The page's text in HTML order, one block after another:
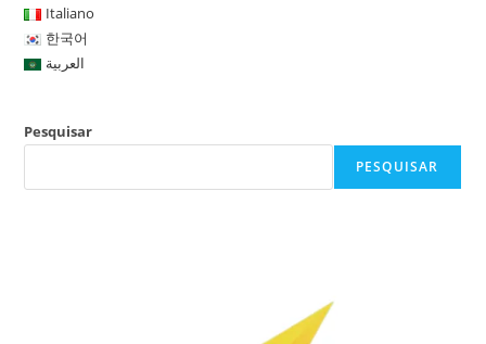
Italiano
한국어
العربية
Pesquisar
PESQUISAR